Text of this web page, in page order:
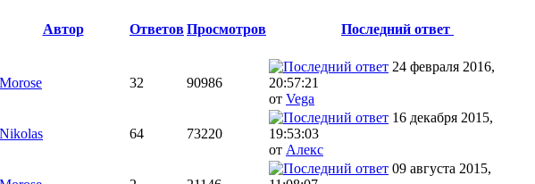
Автор ОтветовПросмотров
Последний ответ
Morose 32 90986
24 февраля 2016,
20:57:21
от Vega
Nikolas 64 73220
16 декабря 2015,
19:53:03
от Алекс
09 августа 2015,